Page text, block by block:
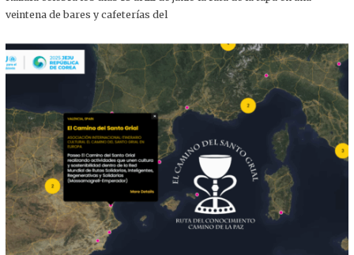
O
0
2
5
veintena de bares y cafeterías del